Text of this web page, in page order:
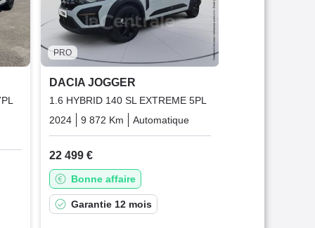
Bio_essence_gpl
PRO
DACIA JOGGER
1.6 HYBRID 140 SL EXTREME 5PL
2024
9 872 Km Automatique
22 499 €
Bonne affaire
Garantie 12 mois